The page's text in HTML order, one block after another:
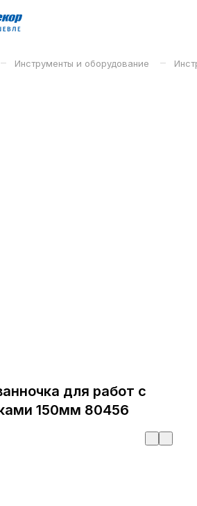
– Инструменты и оборудование –
для работ с
150мм 80456